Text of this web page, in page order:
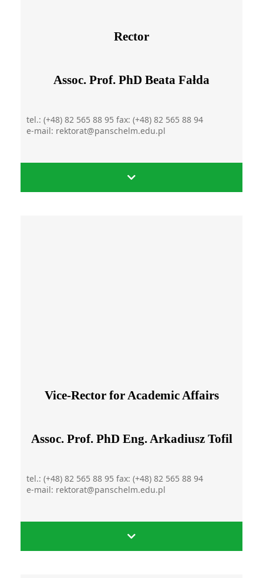
Rector
Assoc. Prof. PhD Beata Fałda
tel.: (+48) 82 565 88 95 fax: (+48) 82 565 88 94
e-mail: rektorat@panschelm.edu.pl
Vice-Rector for Academic Affairs
Assoc. Prof. PhD Eng. Arkadiusz Tofil
tel.: (+48) 82 565 88 95 fax: (+48) 82 565 88 94
e-mail: rektorat@panschelm.edu.pl